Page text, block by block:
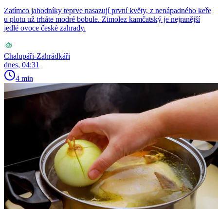
Zatímco jahodníky teprve nasazují první květy, z nenápadného keře
u plotu už trháte modré bobule. Zimolez kamčatský je nejranější
jedlé ovoce české zahrady.
Chalupáři-Zahrádkáři
dnes, 04:31
4 min